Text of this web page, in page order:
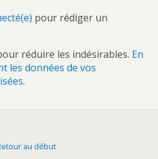
pour rédiger un
réduire les indésirables. En
les données de vos
.
au début